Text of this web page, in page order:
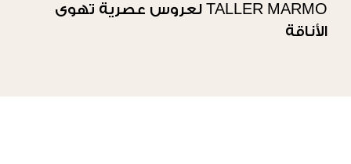
TALLER MARMO لعروس عصرية تهوى
الأناقة